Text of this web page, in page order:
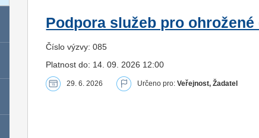
Podpora služeb pro
Číslo výzvy: 085
Platnost do: 14. 09. 2026 12:00
29. 6. 2026 Určeno pro:Veřejnost, Žadatel